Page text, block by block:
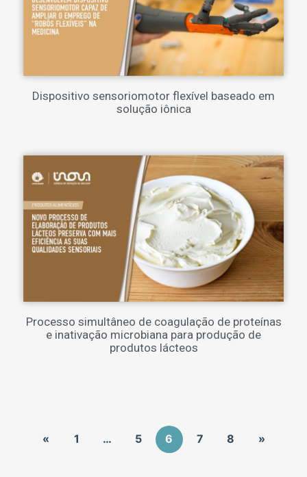
Dispositivo sensoriomotor flexível baseado em
solução iônica
Processo simultâneo de coagulação de proteínas
e inativação microbiana para produção de
produtos lácteos
« 1 … 5 6 7 8 »